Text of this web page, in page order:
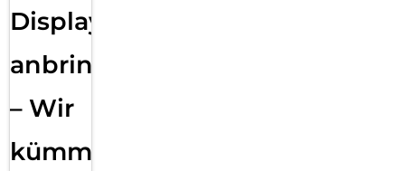
Displayfolie
anbringen
– Wir
kümmern